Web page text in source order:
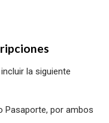
la siguiente
Pasaporte, por ambos